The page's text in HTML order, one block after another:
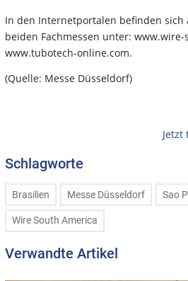
In den Internetportalen befinden
beiden Fachmessen unter:
www.tubotech-online.com.
(Quelle: Messe Düsseldorf)
Jetzt
Schlagworte
Brasilien Messe Düsseldorf Sao
Wire South America
Verwandte Artikel